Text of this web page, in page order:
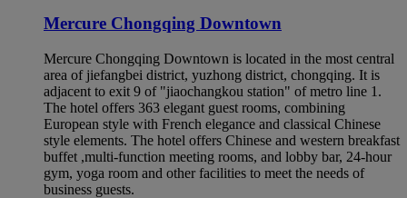
Mercure Chongqing Downtown
Mercure Chongqing Downtown is located in the most central
area of jiefangbei district, yuzhong district, chongqing. It is
adjacent to exit 9 of "jiaochangkou station" of metro line 1.
The hotel offers 363 elegant guest rooms, combining
European style with French elegance and classical Chinese
style elements. The hotel offers Chinese and western breakfast
buffet ,multi-function meeting rooms, and lobby bar, 24-hour
gym, yoga room and other facilities to meet the needs of
business guests.